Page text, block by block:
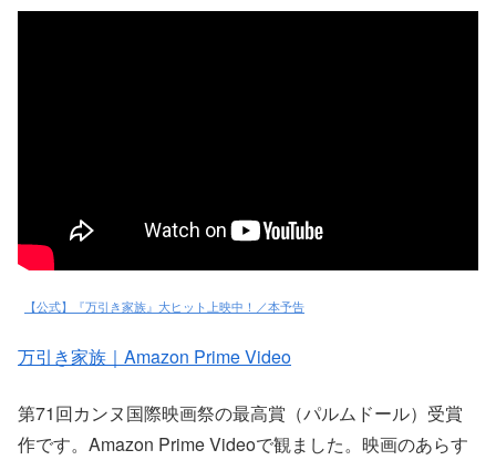
【公式】『万引き家族』大ヒット上映中！／本予告
万引き家族｜Amazon Prime Video
第71回カンヌ国際映画祭の最高賞（パルムドール）受賞
作です。Amazon Prime Videoで観ました。映画のあらす